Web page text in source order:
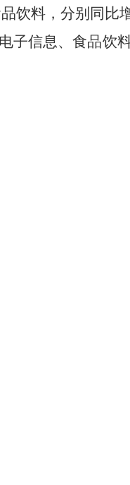
饮料， 分别 同比
子信息、食品饮